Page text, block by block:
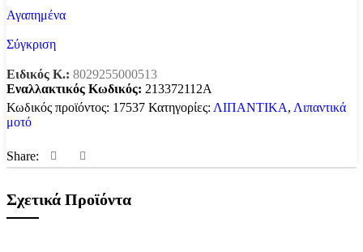
Αγαπημένα
Σύγκριση
Ειδικός Κ.: 8029255000513
Εναλλακτικός Κωδικός: 213372112A
Κωδικός προϊόντος: 17537 Κατηγορίες: ΛΙΠΑΝΤΙΚΑ, Λιπαντικά
μοτό
Share:
Σχετικά Προϊόντα